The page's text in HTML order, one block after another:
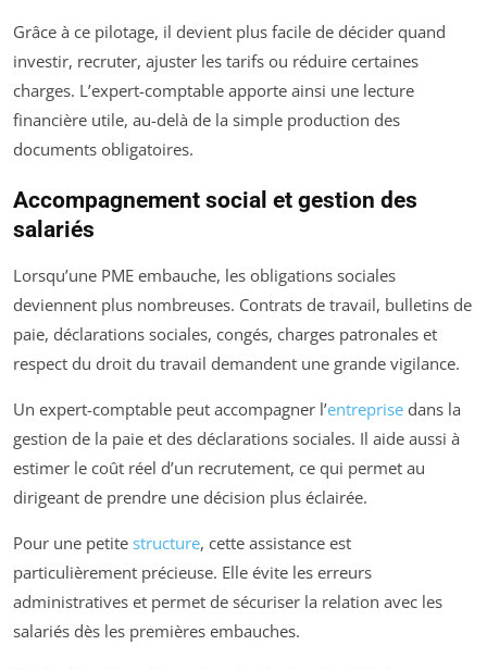
Grâce à ce pilotage, il devient plus facile de décider quand
investir, recruter, ajuster les tarifs ou réduire certaines
charges. L’expert-comptable apporte ainsi une lecture
financière utile, au-delà de la simple production des
documents obligatoires.
Accompagnement social et gestion des
salariés
Lorsqu’une PME embauche, les obligations sociales
deviennent plus nombreuses. Contrats de travail, bulletins de
paie, déclarations sociales, congés, charges patronales et
respect du droit du travail demandent une grande vigilance.
Un expert-comptable peut accompagner l’entreprise dans la
gestion de la paie et des déclarations sociales. Il aide aussi à
estimer le coût réel d’un recrutement, ce qui permet au
dirigeant de prendre une décision plus éclairée.
Pour une petite structure, cette assistance est
particulièrement précieuse. Elle évite les erreurs
administratives et permet de sécuriser la relation avec les
salariés dès les premières embauches.